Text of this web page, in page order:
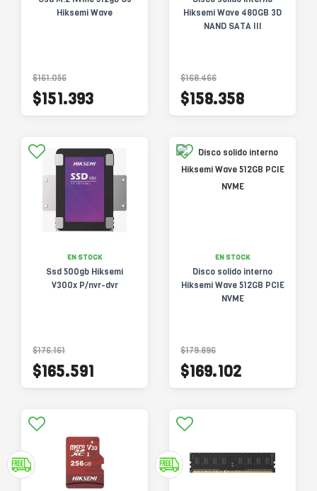
Hiksemi Wave
$161.056
$151.393
Hiksemi Wave 480GB 3D
NAND SATA III
$168.466
$158.358
EN STOCK
Ssd 500gb Hiksemi
V300x P/nvr-dvr
$176.161
$165.591
EN STOCK
Disco solido interno
Hiksemi Wave 512GB PCIE
NVME
$179.896
$169.102